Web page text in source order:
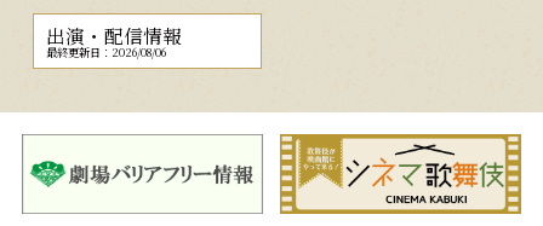
出演・配信情報
最終更新日：2026/08/06